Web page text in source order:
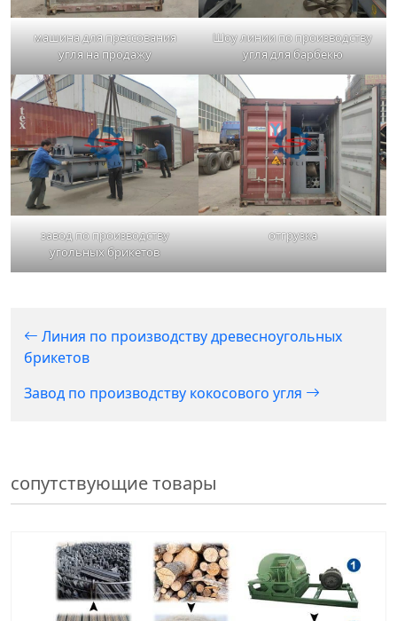
машина для прессования
угля на продажу
Шоу линии по производству
угля для барбекю
завод по производству
угольных брикетов
отгрузка
Линия по производству древесноугольных
брикетов
Завод по производству кокосового угля
сопутствующие товары